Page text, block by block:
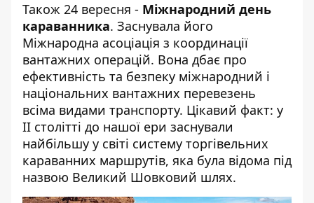
Також 24 вересня - Міжнародний день
караванника. Заснувала його
Міжнародна асоціація з координації
вантажних операцій. Вона дбає про
ефективність та безпеку міжнародний і
національних вантажних перевезень
всіма видами транспорту. Цікавий факт: у
II столітті до нашої ери заснували
найбільшу у світі систему торгівельних
караванних маршрутів, яка була відома під
назвою Великий Шовковий шлях.